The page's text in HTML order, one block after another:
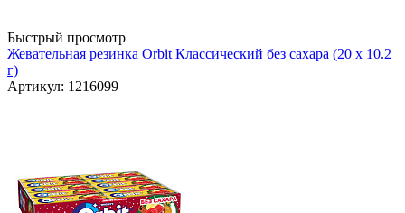
Быстрый просмотр
Жевательная резинка Orbit Классический без сахара (20 x 10.2
г)
Артикул: 1216099